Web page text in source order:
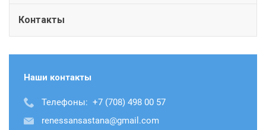
Контакты
Наши контакты
Телефоны: +7 (708) 498 00 57
renessansastana@gmail.com